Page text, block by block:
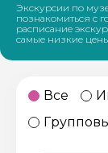
Экскурсии по
познакомиться с
расписание
самые низкие
Все